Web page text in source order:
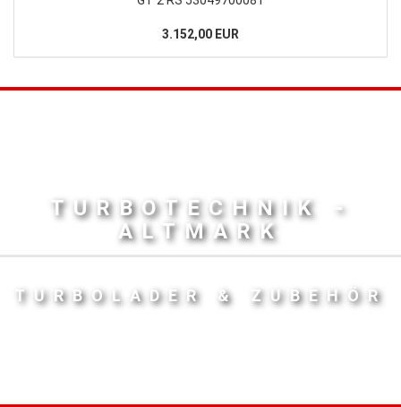
3.152,00 EUR
TURBOTECHNIK -
ALTMARK
TURBOLADER & ZUBEHÖR